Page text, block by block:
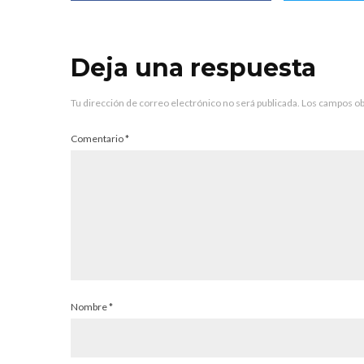
Deja una respuesta
Tu dirección de correo electrónico no será publicada. Los campos
Comentario*
Nombre*